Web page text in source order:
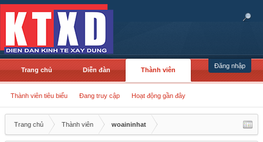
Đăng nhập
Trang chủ Diễn đàn Thành viên
Thành viên tiêu biểu Đang truy cập Hoạt động gần đây
Trang chủ Thành viên woaininhat